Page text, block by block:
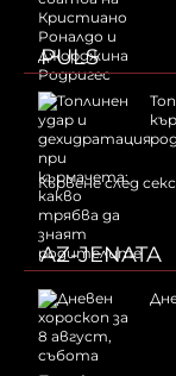
PULS
Кървене след
AZ-JENATA